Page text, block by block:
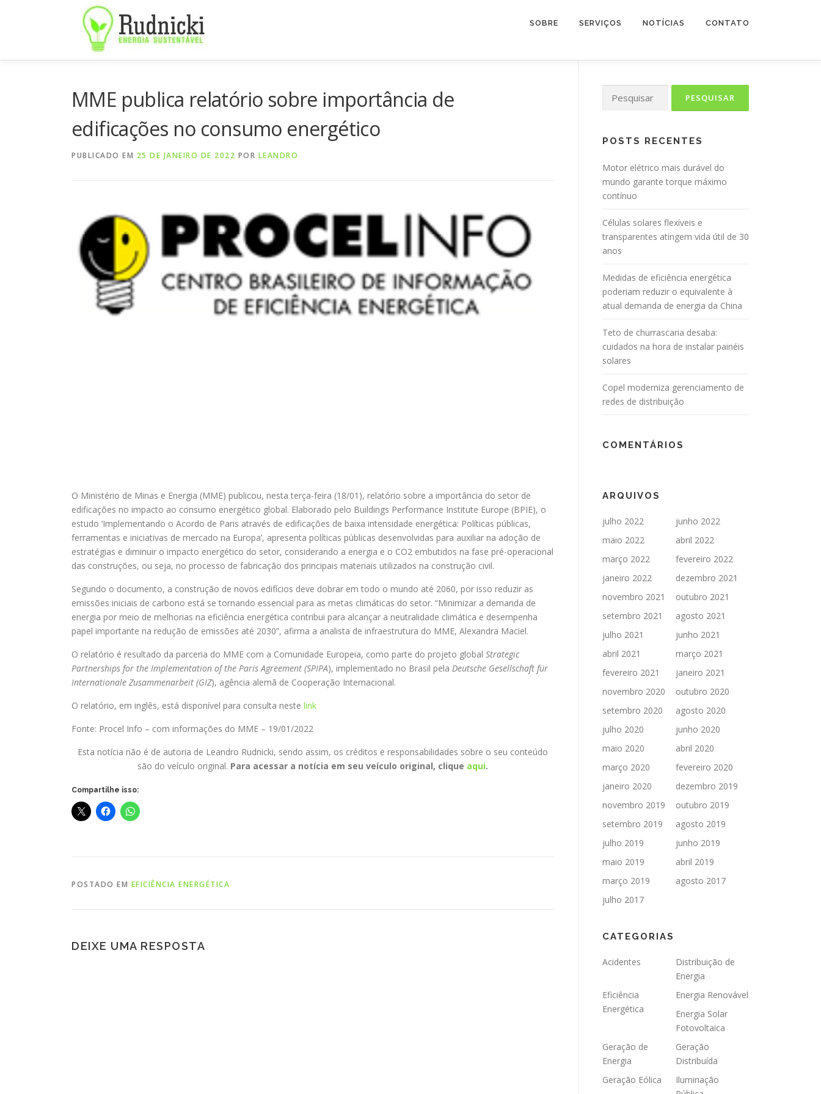
SOBRE SERVIÇOS NOTÍCIAS CONTATO
MME publica relatório sobre importância de
edificações no consumo energético
PUBLICADO EM 25 DE JANEIRO DE 2022 POR LEANDRO
O Ministério de Minas e Energia (MME) publicou, nesta terça-feira (18/01), relatório sobre a importância do setor de
edificações no impacto ao consumo energético global. Elaborado pelo Buildings Performance Institute Europe (BPIE), o
estudo ‘Implementando o Acordo de Paris através de edificações de baixa intensidade energética: Políticas públicas,
ferramentas e iniciativas de mercado na Europa’, apresenta políticas públicas desenvolvidas para auxiliar na adoção de
estratégias e diminuir o impacto energético do setor, considerando a energia e o CO2 embutidos na fase pré-operacional
das construções, ou seja, no processo de fabricação dos principais materiais utilizados na construção civil.
Segundo o documento, a construção de novos edifícios deve dobrar em todo o mundo até 2060, por isso reduzir as
emissões iniciais de carbono está se tornando essencial para as metas climáticas do setor. “Minimizar a demanda de
energia por meio de melhorias na eficiência energética contribui para alcançar a neutralidade climática e desempenha
papel importante na redução de emissões até 2030”, afirma a analista de infraestrutura do MME, Alexandra Maciel.
O relatório é resultado da parceria do MME com a Comunidade Europeia, como parte do projeto global Strategic
Partnerships for the Implementation of the Paris Agreement (SPIPA), implementado no Brasil pela Deutsche Gesellschaft für
Internationale Zusammenarbeit (GIZ), agência alemã de Cooperação Internacional.
O relatório, em inglês, está disponível para consulta neste link
Fonte: Procel Info – com informações do MME – 19/01/2022
Esta notícia não é de autoria de Leandro Rudnicki, sendo assim, os créditos e responsabilidades sobre o seu conteúdo
são do veículo original. Para acessar a notícia em seu veículo original, clique aqui.
Compartilhe isso:
POSTADO EM EFICIÊNCIA ENERGÉTICA
DEIXE UMA RESPOSTA
por:
POSTS RECENTES
Motor elétrico mais durável do
mundo garante torque máximo
contínuo
Células solares flexíveis e
transparentes atingem vida útil de 30
anos
Medidas de eficiência energética
poderiam reduzir o equivalente à
atual demanda de energia da China
Teto de churrascaria desaba:
cuidados na hora de instalar painéis
solares
Copel moderniza gerenciamento de
redes de distribuição
COMENTÁRIOS
ARQUIVOS
julho 2022
junho 2022
maio 2022
abril 2022
março 2022
fevereiro 2022
janeiro 2022
dezembro 2021
novembro 2021
outubro 2021
setembro 2021
agosto 2021
julho 2021
junho 2021
abril 2021
março 2021
fevereiro 2021
janeiro 2021
novembro 2020
outubro 2020
setembro 2020
agosto 2020
julho 2020
junho 2020
maio 2020
abril 2020
março 2020
fevereiro 2020
janeiro 2020
dezembro 2019
novembro 2019
outubro 2019
setembro 2019
agosto 2019
julho 2019
junho 2019
maio 2019
abril 2019
março 2019
agosto 2017
julho 2017
CATEGORIAS
Acidentes
Distribuição de
Energia
Eficiência
Energética
Energia Renovável
Energia Solar
Fotovoltaica
Geração de
Energia
Geração
Distribuída
Geração Eólica
Iluminação